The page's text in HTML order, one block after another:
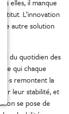
elles, il manque
L’innovation
autre solution
du quotidien des
qui chaque
remontent la
leur stabilité, et
se pose de